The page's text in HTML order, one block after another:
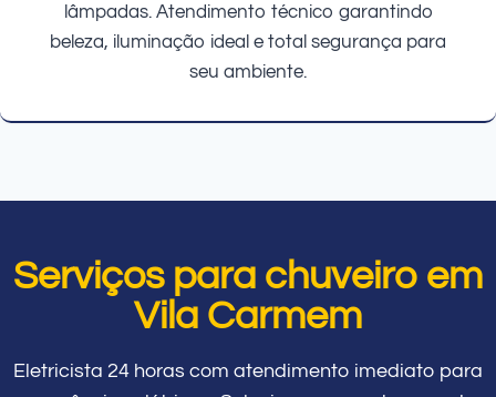
lâmpadas. Atendimento técnico garantindo
beleza, iluminação ideal e total segurança para
seu ambiente.
Serviços para chuveiro em
Vila Carmem
Eletricista 24 horas com atendimento imediato para